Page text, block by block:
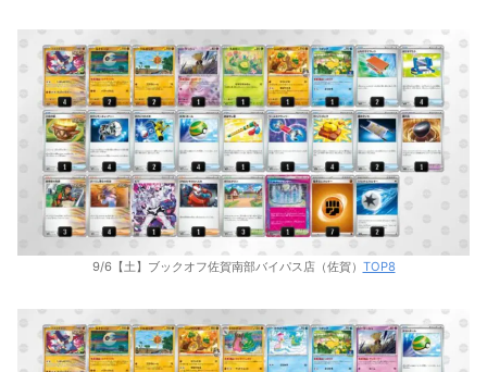
9/6【土】ブックオフ佐賀南部バイパス店（佐賀） TOP8